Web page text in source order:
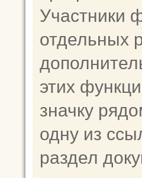
Участники
отдельных
этих
значку
одну из
раздел